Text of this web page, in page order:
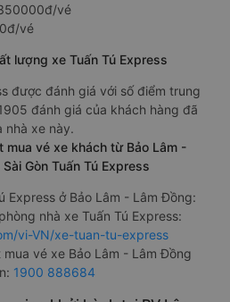
vé
vé
lượng xe Tuấn Tú Express
được đánh giá với số điểm trung
đánh giá của khách hàng đã
nhà xe này.
mua vé xe khách từ Bảo Lâm -
Gòn Tuấn Tú Express
Express ở Bảo Lâm - Lâm Đồng:
nhà xe Tuấn Tú Express:
vi-VN/xe-tuan-tu-express
vé xe Bảo Lâm - Lâm Đồng
1900 888684